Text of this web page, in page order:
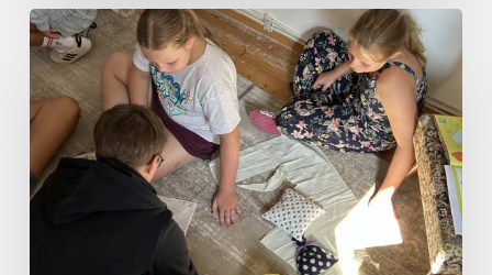
Aus
alt
wird
wertvoll